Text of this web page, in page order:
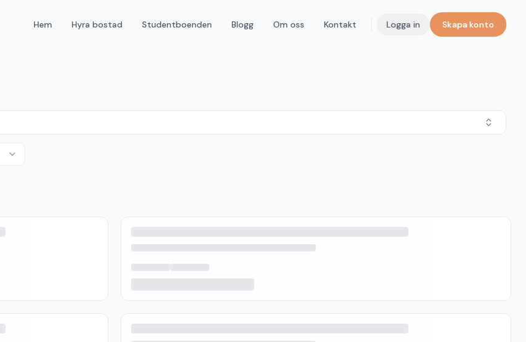
Hem Hyra bostad Studentboenden Blogg Om oss Kontakt Logga in Skapa konto